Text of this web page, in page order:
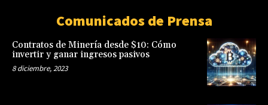
Comunicados de Prensa
Contratos de Minería desde $10: Cómo
invertir y ganar ingresos pasivos
8 diciembre, 2023